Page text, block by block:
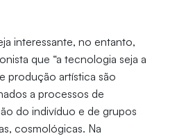
interessante, no entanto,
que “a tecnologia seja a
produção artística são
a processos de
do indivíduo e de grupos
cosmológicas. Na